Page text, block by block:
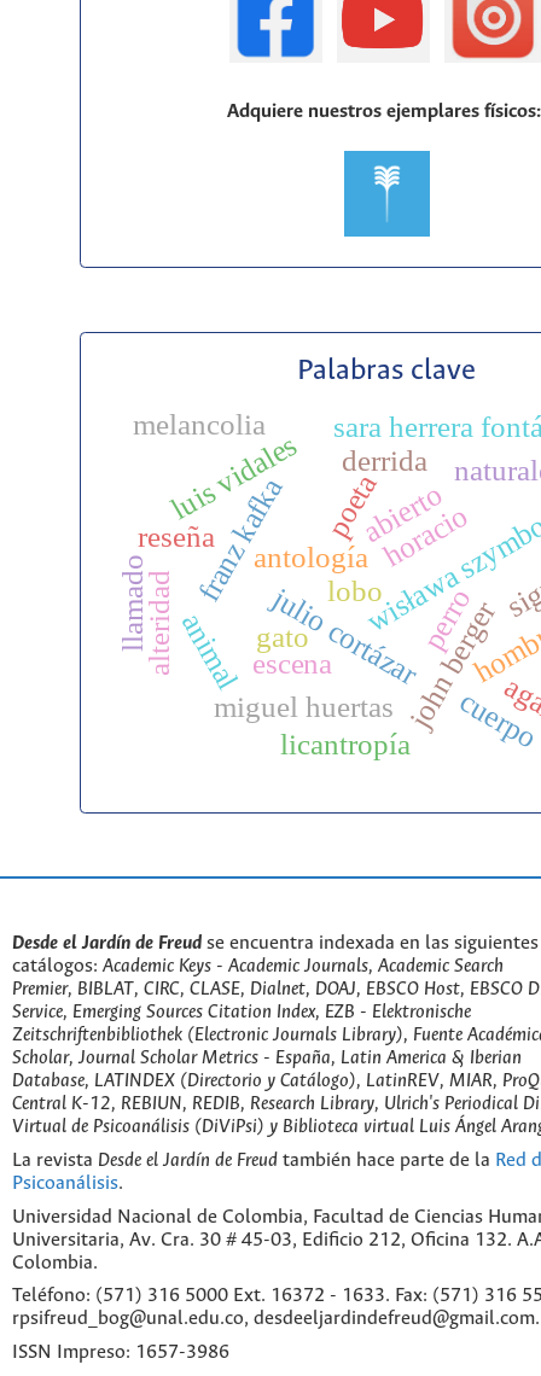
Adquiere nuestros ejemplares
Palabras clave
antología
john berger
franz kafka
julio cortázar
wisława
luis vidales
horacio
poeta
miguel huertas
gato
abierto
animal
reseña
derrida
sara herrera
perro
lobo
licantropía
melancolia
alteridad escena
llamado
Desde el Jardín de Freud se encuentra indexada en las
catálogos: Academic Keys - Academic Journals, Academic Search
Premier, BIBLAT, CIRC, CLASE, Dialnet, DOAJ, EBSCO Host, EBSCO
Service, Emerging Sources Citation Index, EZB - Elektronische
Zeitschriftenbibliothek (Electronic Journals Library), Fuente
Scholar, Journal Scholar Metrics - España, Latin America & Iberian
Database, LATINDEX (Directorio y Catálogo), LatinREV, MIAR,
Central K-12, REBIUN, REDIB, Research Library, Ulrich's Periodical
Virtual de Psicoanálisis (DiViPsi) y Biblioteca virtual Luis Ángel
La revista Desde el Jardín de Freud también hace parte de la Red
Psicoanálisis.
Universidad Nacional de Colombia, Facultad de Ciencias
Universitaria, Av. Cra. 30 # 45-03, Edificio 212, Oficina 132.
Colombia.
Teléfono: (571) 316 5000 Ext. 16372 - 1633. Fax: (571) 316
rpsifreud_bog@unal.edu.co, desdeeljardindefreud@gmail.com.
ISSN Impreso: 1657-3986